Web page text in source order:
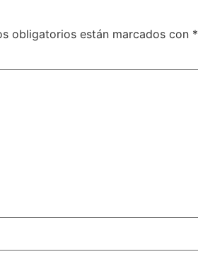
obligatorios están marcados con *